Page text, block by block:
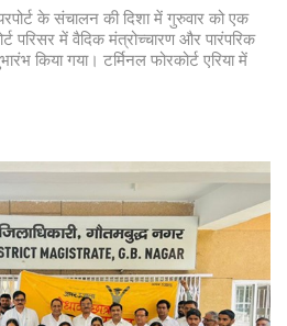
के संचालन की दिशा में गुरुवार को एक
परिसर में वैदिक मंत्रोच्चारण और पारंपरिक
किया गया। टर्मिनल फोरकोर्ट एरिया में